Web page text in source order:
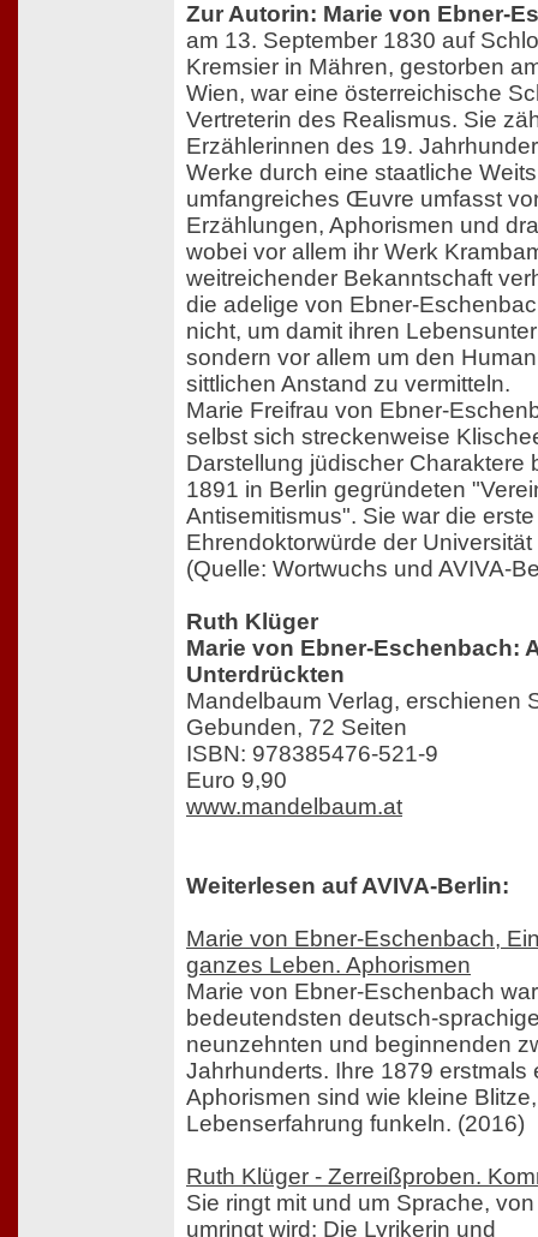
Zur Autorin: Marie von Ebner-
am 13. September 1830 auf
Kremsier in Mähren, gestorben
Wien, war eine österreichische
Vertreterin des Realismus. Sie
Erzählerinnen des 19.
Werke durch eine staatliche
umfangreiches Œuvre umfasst
Erzählungen, Aphorismen und
wobei vor allem ihr Werk
weitreichender Bekanntschaft
die adelige von Ebner-
nicht, um damit ihren
sondern vor allem um den
sittlichen Anstand zu vermitteln.
Marie Freifrau von Ebner-
selbst sich streckenweise
Darstellung jüdischer Charaktere
1891 in Berlin gegründeten
Antisemitismus". Sie war die
Ehrendoktorwürde der
(Quelle: Wortwuchs und AVIVA-
Ruth Klüger
Marie von Ebner-Eschenbach:
Unterdrückten
Mandelbaum Verlag, erschienen
Gebunden, 72 Seiten
ISBN: 978385476-521-9
Euro 9,90
www.mandelbaum.at
Weiterlesen auf AVIVA-Berlin:
Marie von Ebner-Eschenbach,
ganzes Leben. Aphorismen
Marie von Ebner-Eschenbach
bedeutendsten deutsch-
neunzehnten und beginnenden
Jahrhunderts. Ihre 1879 erstmals
Aphorismen sind wie kleine
Lebenserfahrung funkeln. (2016)
Ruth Klüger - Zerreißproben.
Sie ringt mit und um Sprache,
umringt wird: Die Lyrikerin und